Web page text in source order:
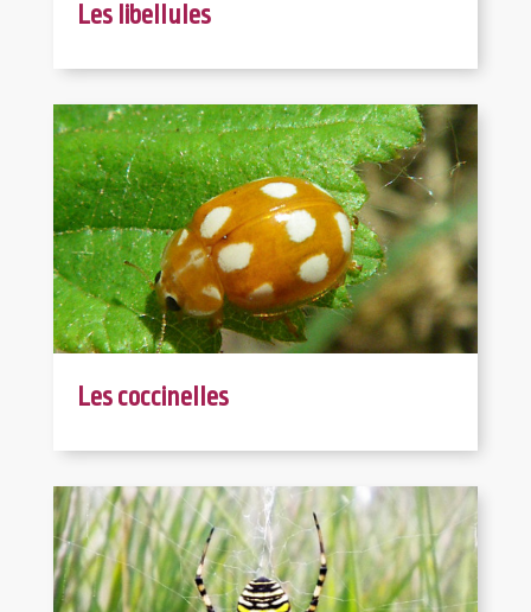
Les libellules
Les coccinelles